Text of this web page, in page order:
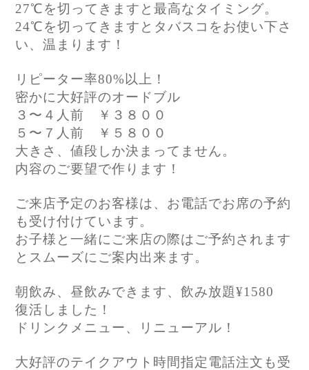
27℃を切ってきますと最高なタイミング。
24℃を切ってきますとタバスコをお使い下さ
い、温まります！
リピーター率80%以上！
密かに大好評のオードブル
３〜４人前 ￥３８００
５〜７人前 ￥５８００
大きさ、値段しか決まってません。
内容のご要望で作ります！
ご来店予定のお客様は、お電話でお席の予約
も受け付けています。
お子様と一緒にご来店の際はご予約されます
とスムーズにご案内出来ます。
朝飲み、昼飲みできます、飲み放題¥1580
復活しました！
ドリンクメニュー、リニューアル！
大好評のテイクアウト時間指定電話注文も受